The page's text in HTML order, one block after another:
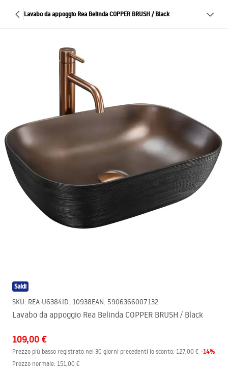
Lavabo da appoggio Rea Belinda COPPER BRUSH / Black
Saldi
SKU: REA-U6384ID: 10938EAN: 5906366007132
Lavabo da appoggio Rea Belinda COPPER BRUSH / Black
109,00 €
Prezzo più basso registrato nei 30 giorni precedenti lo sconto: 127,00 € -14%
Prezzo normale: 151,00 €